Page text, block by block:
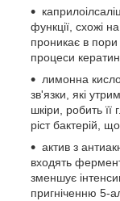
функції, схожі
проникає в
процеси
лимонна
зв'язки, які
шкіри, робить
ріст бактерій,
актив з
входять
зменшує
пригніченню 5-